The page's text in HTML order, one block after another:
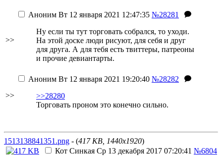
>>
Аноним Вт 12 января 2021 12:47:35 №28281
Ну если ты тут торговать собрался, то уходи.
На этой доске люди рисуют, для себя и друг
для друга. А для тебя есть твиттеры, патреоны
и прочие девиантарты.
>>
Аноним Вт 12 января 2021 19:20:40 №28282
>>28280
Торговать проном это конечно сильно.
1513138841351.png - (417 KB, 1440x1920)
Кот Синкая Ср 13 декабря 2017 07:20:41 №6804